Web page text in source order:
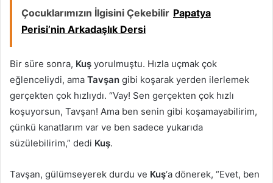
Çocuklarımızın İlgisini Çekebilir Papatya
Perisi’nin Arkadaşlık Dersi
Bir süre sonra, Kuş yorulmuştu. Hızla uçmak çok
eğlenceliydi, ama Tavşan gibi koşarak yerden ilerlemek
gerçekten çok hızlıydı. “Vay! Sen gerçekten çok hızlı
koşuyorsun, Tavşan! Ama ben senin gibi koşamayabilirim,
çünkü kanatlarım var ve ben sadece yukarıda
süzülebilirim,” dedi Kuş.
Tavşan, gülümseyerek durdu ve Kuş‘a dönerek, “Evet, ben